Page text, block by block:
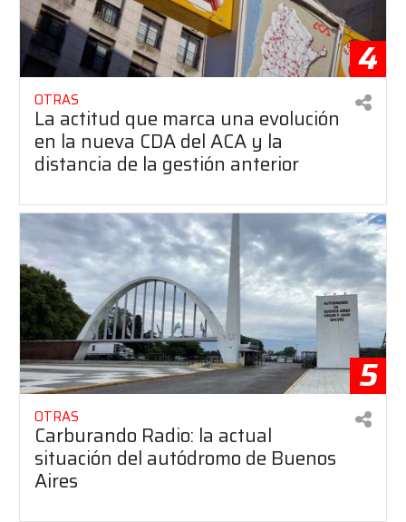
4
OTRAS
La actitud que marca una evolución
en la nueva CDA del ACA y la
distancia de la gestión anterior
5
OTRAS
Carburando Radio: la actual
situación del autódromo de Buenos
Aires